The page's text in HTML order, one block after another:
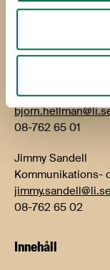
Telefon: 08-762
Kontakt
VD
08-762 65 01
Jimmy Sandell
Kommunikations-
08-762 65 02
Innehåll